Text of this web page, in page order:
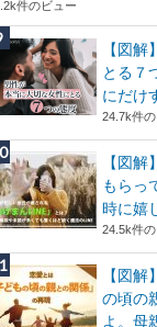
件のビュー
【図
とる７
にだけ
24.7k件
【図
もらっ
時に嬉
24.5k件
【図
の頃の
よ。母